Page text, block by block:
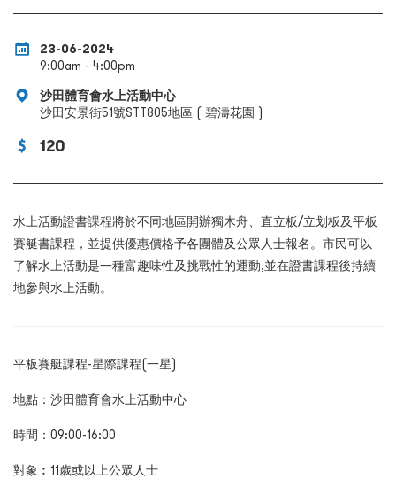
23-06-2024
9:00am - 4:00pm
沙田體育會水上活動中心
沙田安景街51號STT805地區 ( 碧濤花園 )
120
水上活動證書課程將於不同地區開辦獨木舟、直立板/立划板及平板
賽艇書課程，並提供優惠價格予各團體及公眾人士報名。市民可以
了解水上活動是一種富趣味性及挑戰性的運動‚並在證書課程後持續
地參與水上活動。
平板賽艇課程-星際課程(一星)
地點：沙田體育會水上活動中心
時間：09:00-16:00
對象︰11歲或以上公眾人士